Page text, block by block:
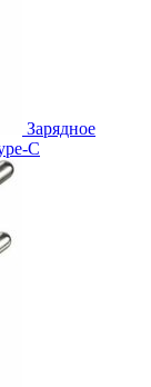
Зарядное
C